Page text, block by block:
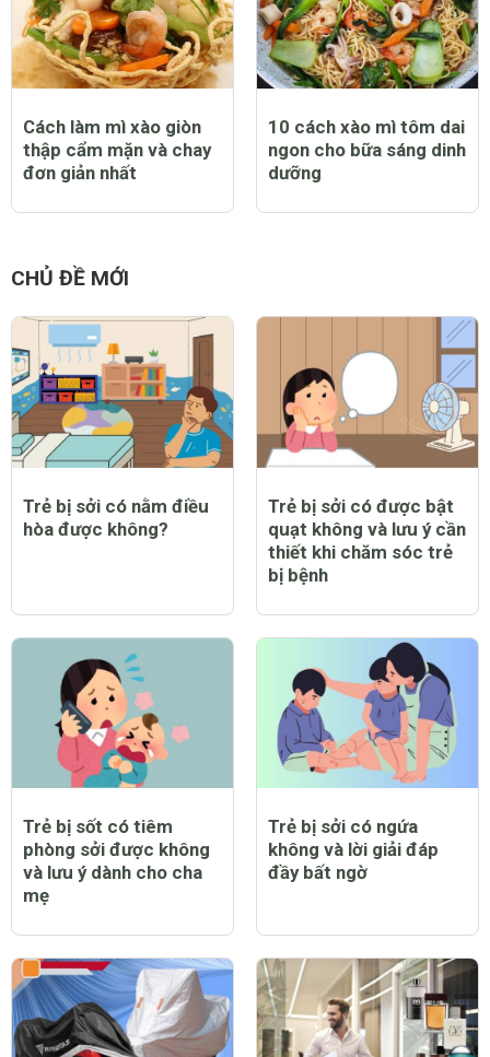
Cách làm mì xào giòn
thập cẩm mặn và chay
đơn giản nhất
10 cách xào mì tôm dai
ngon cho bữa sáng dinh
dưỡng
CHỦ ĐỀ MỚI
Trẻ bị sởi có nằm điều
hòa được không?
Trẻ bị sởi có được bật
quạt không và lưu ý cần
thiết khi chăm sóc trẻ
bị bệnh
Trẻ bị sốt có tiêm
phòng sởi được không
và lưu ý dành cho cha
mẹ
Trẻ bị sởi có ngứa
không và lời giải đáp
đầy bất ngờ